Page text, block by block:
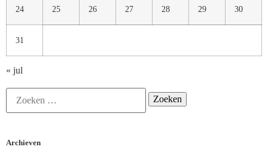
24 25 26 27 28 29 30
31
« jul
Archieven